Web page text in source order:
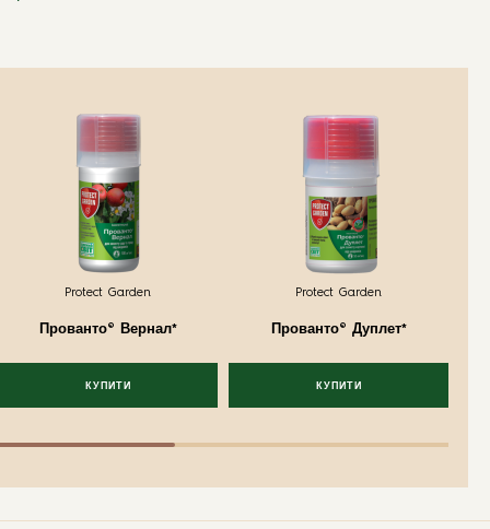
Protect Garden
Прованто® Вернал*
КУПИТИ
Protect Garden
Прованто® Дуплет*
КУПИТИ